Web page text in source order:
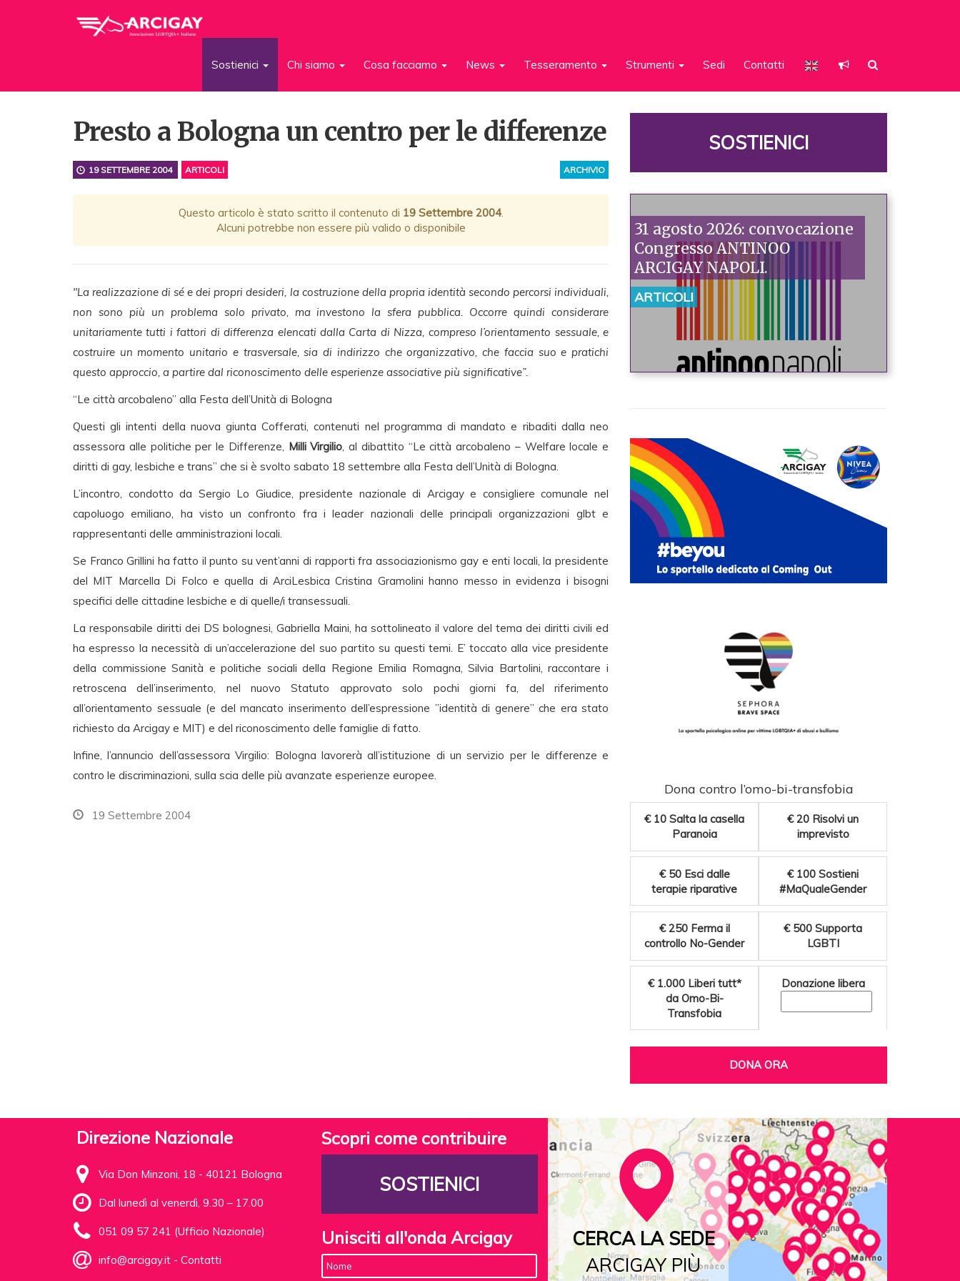
Sostienici Chi siamo Cosa facciamo News Tesseramento Strumenti Sedi Contatti
Presto a Bologna un centro per le differenze
ARCHIVIO
19 SETTEMBRE 2004 ARTICOLI
Questo articolo è stato scritto il contenuto di 19 Settembre 2004.
Alcuni potrebbe non essere più valido o disponibile
"La realizzazione di sé e dei propri desideri, la costruzione della propria identità secondo percorsi individuali,
non sono più un problema solo privato, ma investono la sfera pubblica. Occorre quindi considerare
unitariamente tutti i fattori di differenza elencati dalla Carta di Nizza, compreso l’orientamento sessuale, e
costruire un momento unitario e trasversale, sia di indirizzo che organizzativo, che faccia suo e pratichi
questo approccio, a partire dal riconoscimento delle esperienze associative più significative”.
“Le città arcobaleno” alla Festa dell’Unità di Bologna
Questi gli intenti della nuova giunta Cofferati, contenuti nel programma di mandato e ribaditi dalla neo
assessora alle politiche per le Differenze, Milli Virgilio, al dibattito “Le città arcobaleno – Welfare locale e
diritti di gay, lesbiche e trans” che si è svolto sabato 18 settembre alla Festa dell’Unità di Bologna.
L’incontro, condotto da Sergio Lo Giudice, presidente nazionale di Arcigay e consigliere comunale nel
capoluogo emiliano, ha visto un confronto fra i leader nazionali delle principali organizzazioni glbt e
rappresentanti delle amministrazioni locali.
Se Franco Grillini ha fatto il punto su vent’anni di rapporti fra associazionismo gay e enti locali, la presidente
del MIT Marcella Di Folco e quella di ArciLesbica Cristina Gramolini hanno messo in evidenza i bisogni
specifici delle cittadine lesbiche e di quelle/i transessuali.
La responsabile diritti dei DS bolognesi, Gabriella Maini, ha sottolineato il valore del tema dei diritti civili ed
ha espresso la necessità di un’accelerazione del suo partito su questi temi. E’ toccato alla vice presidente
della commissione Sanità e politiche sociali della Regione Emilia Romagna, Silvia Bartolini, raccontare i
retroscena dell’inserimento, nel nuovo Statuto approvato solo pochi giorni fa, del riferimento
all’orientamento sessuale (e del mancato inserimento dell’espressione ”identità di genere” che era stato
richiesto da Arcigay e MIT) e del riconoscimento delle famiglie di fatto.
Infine, l’annuncio dell’assessora Virgilio: Bologna lavorerà all’istituzione di un servizio per le differenze e
contro le discriminazioni, sulla scia delle più avanzate esperienze europee.
19 Settembre 2004
SOSTIENICI
31 agosto 2026: convocazione
Congresso ANTINOO
ARCIGAY NAPOLI.
ARTICOLI
Dona contro l’omo-bi-transfobia
€ 10 Salta la casella
Paranoia
€ 20 Risolvi un
imprevisto
€ 50 Esci dalle
terapie riparative
€ 100 Sostieni
#MaQualeGender
€ 250 Ferma il
controllo No-Gender
€ 500 Supporta
LGBTI
€ 1.000 Liberi tutt*
da Omo-Bi-
Transfobia
Donazione libera
DONA ORA
Direzione Nazionale
Via Don Minzoni, 18 - 40121 Bologna
Dal lunedì al venerdì, 9.30 – 17.00
051 09 57 241 (Ufficio Nazionale)
info@arcigay.it - Contatti
Scopri come contribuire
SOSTIENICI
Unisciti all'onda Arcigay
CERCA LA SEDE
ARCIGAY PIÙ